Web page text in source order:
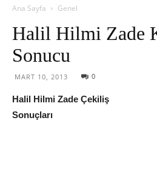
Ana Sayfa Genel
Halil Hilmi Zade
Sonucu
MART 10, 2013 0
Halil Hilmi Zade Çekiliş
Sonuçları